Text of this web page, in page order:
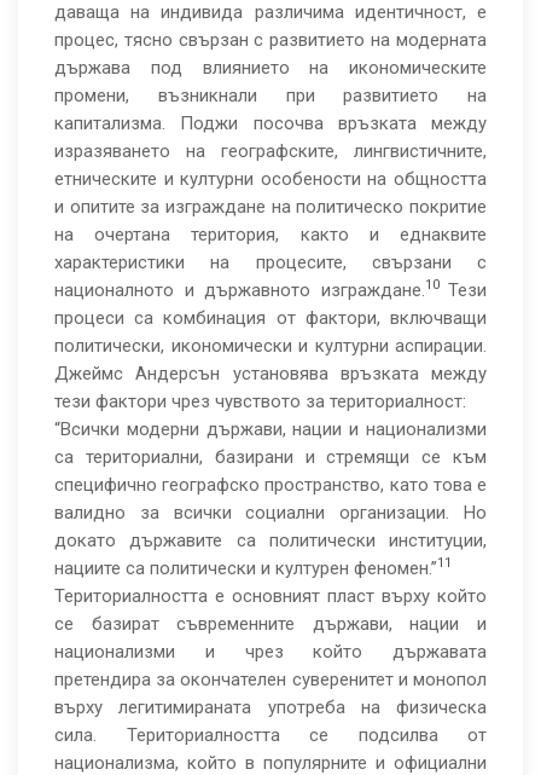
даваща на индивида различима идентичност, е
процес, тясно свързан с развитието на модерната
държава под влиянието на икономическите
промени, възникнали при развитието на
капитализма. Поджи посочва връзката между
изразяването на географските, лингвистичните,
етническите и културни особености на общността
и опитите за изграждане на политическо покритие
на очертана територия, както и еднаквите
характеристики на процесите, свързани с
националното и държавното изграждане.10 Тези
процеси са комбинация от фактори, включващи
политически, икономически и културни аспирации.
Джеймс Андерсън установява връзката между
тези фактори чрез чувството за териториалност:
“Всички модерни държави, нации и национализми
са териториални, базирани и стремящи се към
специфично географско пространство, като това е
валидно за всички социални организации. Но
докато държавите са политически институции,
нациите са политически и културен феномен.”11
Териториалността е основният пласт върху който
се базират съвременните държави, нации и
национализми и чрез който държавата
претендира за окончателен суверенитет и монопол
върху легитимираната употреба на физическа
сила. Териториалността се подсилва от
национализма, който в популярните и официални